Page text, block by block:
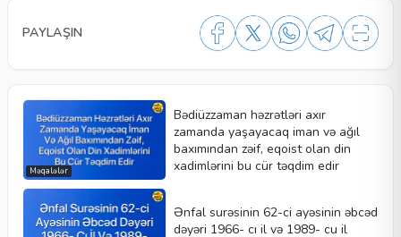
PAYLAŞIN
Məqalələr
Bədiüzzaman həzrətləri axır
zamanda yaşayacaq iman və ağıl
baxımından zəif, eqoist olan din
xadimlərini bu cür təqdim edir
Ənfal surəsinin 62-ci ayəsinin əbcəd
dəyəri 1966- cı il və 1989- cu il